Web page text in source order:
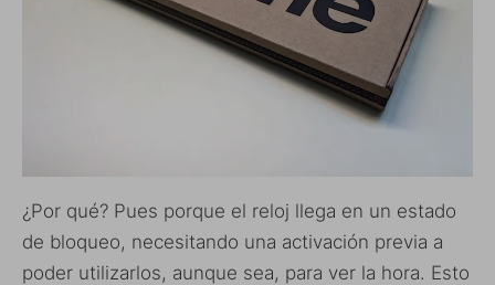
¿Por qué? Pues porque el reloj llega en un estado
de bloqueo, necesitando una activación previa a
poder utilizarlos, aunque sea, para ver la hora. Esto